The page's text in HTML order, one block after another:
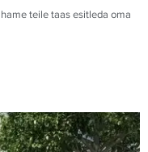
teile taas esitleda oma